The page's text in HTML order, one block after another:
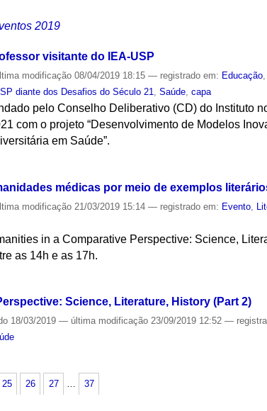
2019
visitante do IEA-USP
modificação 08/04/2019 18:15— registrado em: Educação
diante dos Desafios do Século 21 ,Saúde ,capa
pelo Conselho Deliberativo (CD) do Instituto
com o projeto “Desenvolvimento de Modelos
em Saúde”.
médicas por meio de exemplos
modificação 21/03/2019 15:14— registrado em: Evento
in a Comparative Perspective: Science,
as 14h e as 17h.
Science, Literature, History (Part 2)
18/03/2019— última modificação 23/09/2019 12:52—
25 26 27 37